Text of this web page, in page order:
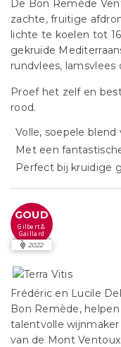
De Bon Remède
zachte, fruitige
lichte te koelen tot
gekruide
rundvlees, lamsvlees
Proef het zelf en
rood.
Volle, soepele blend
Met een
Perfect bij kruidige
GOUD
Gilbert &
Gaillard
2022
Frédéric en Lucile
Bon Remède,
talentvolle
van de Mont Ventoux.